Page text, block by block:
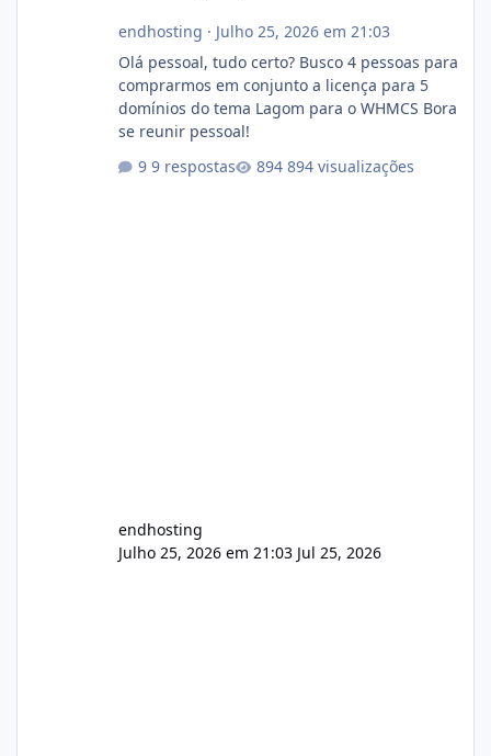
endhosting · Julho 25, 2026 em 21:03
Olá pessoal, tudo certo? Busco 4 pessoas para
comprarmos em conjunto a licença para 5
domínios do tema Lagom para o WHMCS Bora
se reunir pessoal!
9 respostas
894 visualizações
endhosting
Julho 25, 2026 em 21:03 Jul 25, 2026